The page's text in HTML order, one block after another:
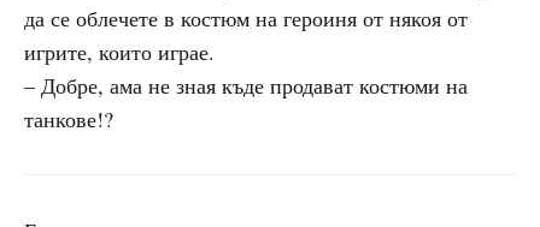
да се облечете в костюм на героиня от някоя от
игрите, които играе.
– Добре, ама не зная къде продават костюми на
танкове!?